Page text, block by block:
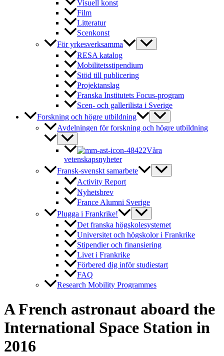
Visuell konst
Film
Litteratur
Scenkonst
För yrkesverksamma
RESA katalog
Mobilitetsstipendium
Stöd till publicering
Projektanslag
Franska Institutets Focus-program
Scen- och gallerilista i Sverige
Forskning och högre utbildning
Avdelningen för forskning och högre utbildning
Våra
vetenskapsnyheter
Fransk-svenskt samarbete
Activity Report
Nyhetsbrev
France Alumni Sverige
Plugga i Frankrike!
Det franska högskolesystemet
Universitet och högskolor i Frankrike
Stipendier och finansiering
Livet i Frankrike
Förbered dig inför studiestart
FAQ
Research Mobility Programmes
A French astronaut aboard the
International Space Station in
2016